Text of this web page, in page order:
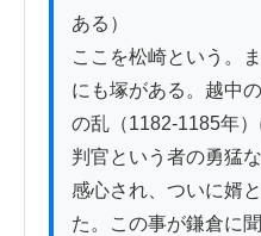
ある）
ここを松崎という。
にも塚がある。越中
の乱（1182-1185年
判官という者の勇猛
感心され、ついに婿
た。この事が鎌倉に